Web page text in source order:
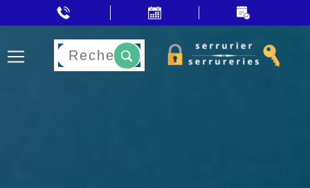
Rechercher